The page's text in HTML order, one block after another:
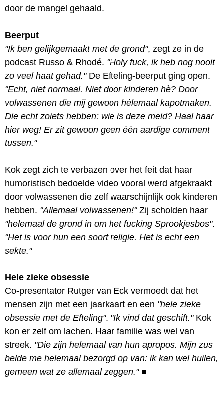
door de mangel gehaald.
Beerput
"Ik ben gelijkgemaakt met de grond", zegt ze in de
podcast Russo & Rhodé. "Holy fuck, ik heb nog nooit
zo veel haat gehad."De Efteling-beerput ging open.
"Echt, niet normaal. Niet door kinderen hè? Door
volwassenen die mij gewoon hélemaal kapotmaken.
Die echt zoiets hebben: wie is deze meid? Haal haar
hier weg! Er zit gewoon geen één aardige comment
tussen."
Kok zegt zich te verbazen over het feit dat haar
humoristisch bedoelde video vooral werd afgekraakt
door volwassenen die zelf waarschijnlijk ook kinderen
hebben. "Allemaal volwassenen!"Zij scholden haar
"helemaal de grond in om het fucking Sprookjesbos".
"Het is voor hun een soort religie. Het is echt een
sekte."
Hele zieke obsessie
Co-presentator Rutger van Eck vermoedt dat het
mensen zijn met een jaarkaart en een "hele zieke
obsessie met de Efteling". "Ik vind dat geschift."Kok
kon er zelf om lachen. Haar familie was wel van
streek. "Die zijn helemaal van hun apropos. Mijn zus
belde me helemaal bezorgd op van: ik kan wel huilen,
gemeen wat ze allemaal zeggen." ■